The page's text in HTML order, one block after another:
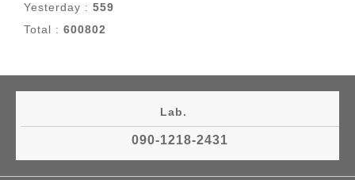
Yesterday : 559
Total : 600802
Lab.
090-1218-2431